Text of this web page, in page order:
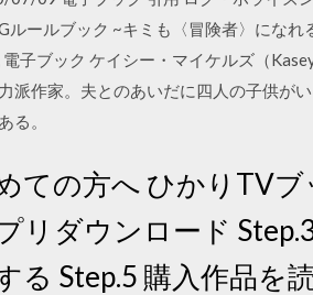
ルールブック ~キミも〈冒険者〉にな
電子ブック ケイシー・マイケルズ（
派作家。夫とのあいだに四人の子供が
る。
ての方へ ひかりTVブ
リダウンロード
る Step.5 購入作品を